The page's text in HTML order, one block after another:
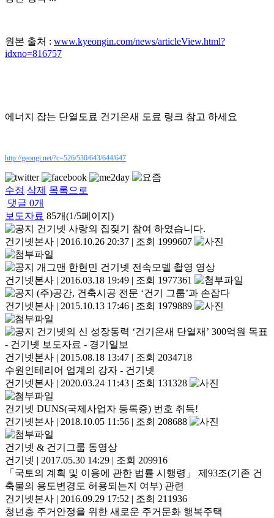
원본 출처 : www.kyeongin.com/news/articleView.html?
idxno=816757
에너지 잡는 단열도료 건기온새 도료 링크 참고 하세요
http://geongi.net/?c=526/530/643/644/647
수정 삭제 목록으로
댓글 0개
보도자료 85개(1/5페이지)
건기넷 사랑의 집짖기 참여 하였습니다.
건기넷본사 | 2016.10.26 20:37 | 조회 1999607
개그맨 한현민 건기넷 전속모델 촬영 영상
건기넷본사 | 2016.03.18 19:49 | 조회 1977361
(주)공간, 건축시공 전문 ‘건기 그룹’과 손잡다
건기넷본사 | 2015.10.13 17:46 | 조회 1979889
건기넷의 신 성장동력 ‘건기온새 단열재’ 300억원 목표
- 건기넷 보도자료 - 경기일보
건기넷본사 | 2015.08.18 13:47 | 조회 2034718
수원인테리어 업계의 강자 - 건기넷
건기넷본사 | 2020.03.24 11:43 | 조회 131328
건기넷 DUNS(국제사업자 등록증) 번호 취득!
건기넷본사 | 2018.10.05 11:56 | 조회 208688
건기넷 & 건기그룹 동영상
건기넷 | 2017.05.30 14:29 | 조회 209916
「국토의 계획 및 이용에 관한 법률 시행령」 제93조(기존 건
축물의 용도변경도 허용되는지 여부) 관련
건기넷본사 | 2016.09.29 17:52 | 조회 211936
청년층 주거안정을 위한 새로운 주거문화 행복주택